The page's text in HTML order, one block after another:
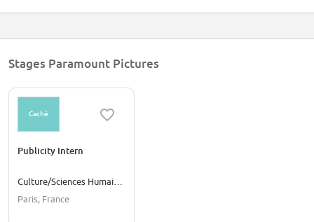
Stages Paramount Pictures
Caché
Publicity Intern
Paris, France